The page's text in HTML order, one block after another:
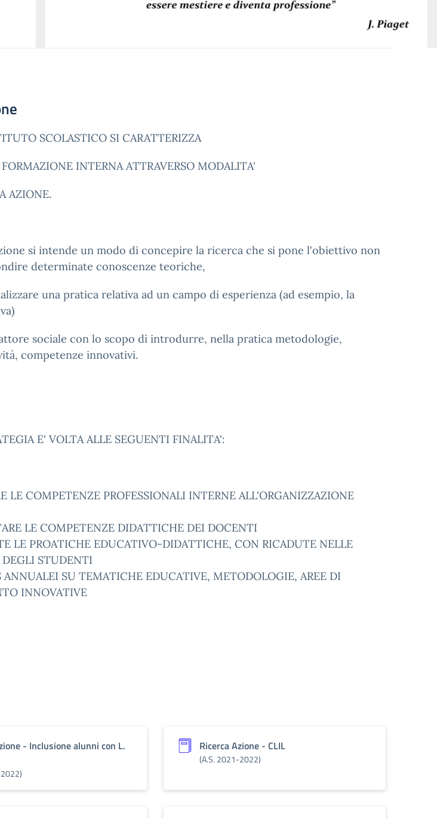
SCOLASTICO SI CARATTERIZZA
INTERNA ATTRAVERSO MODALITA'
AZIONE.
si intende un modo di concepire la ricerca che si pone l'obiettivo non
determinate conoscenze teoriche,
una pratica relativa ad un campo di esperienza (ad esempio, la
sociale con lo scopo di introdurre, nella pratica metodologie,
competenze innovativi.
E' VOLTA ALLE SEGUENTI FINALITA':
LE COMPETENZE PROFESSIONALI INTERNE ALL'ORGANIZZAZIONE
LE COMPETENZE DIDATTICHE DEI DOCENTI
LE PROATICHE EDUCATIVO-DIDATTICHE, CON RICADUTE NELLE
STUDENTI
SU TEMATICHE EDUCATIVE, METODOLOGIE, AREE DI
INNOVATIVE
- Inclusione alunni con L.
Ricerca Azione - CLIL
(A.S. 2021-2022)